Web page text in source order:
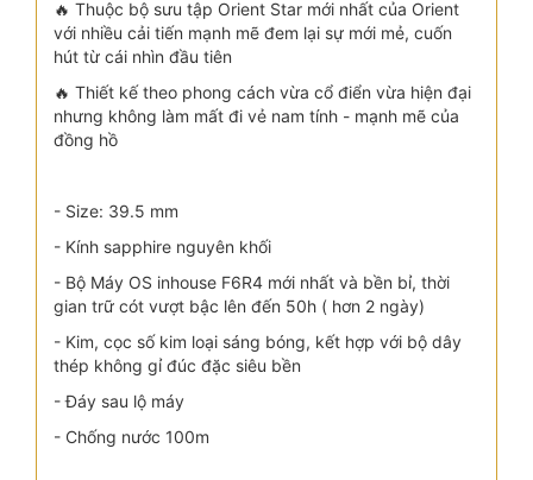
🔥 Thuộc bộ sưu tập Orient Star mới nhất của Orient
với nhiều cải tiến mạnh mẽ đem lại sự mới mẻ, cuốn
hút từ cái nhìn đầu tiên
🔥 Thiết kế theo phong cách vừa cổ điển vừa hiện đại
nhưng không làm mất đi vẻ nam tính - mạnh mẽ của
đồng hồ
- Size: 39.5 mm
- Kính sapphire nguyên khối
- Bộ Máy OS inhouse F6R4 mới nhất và bền bỉ, thời
gian trữ cót vượt bậc lên đến 50h ( hơn 2 ngày)
- Kim, cọc số kim loại sáng bóng, kết hợp với bộ dây
thép không gỉ đúc đặc siêu bền
- Đáy sau lộ máy
- Chống nước 100m